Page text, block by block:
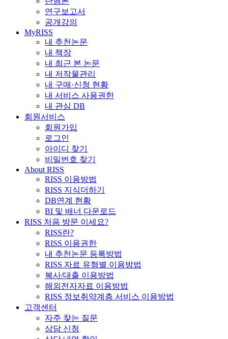
연구보고서
공개강의
MyRISS
내 추천논문
내 책장
내 최근 본 논문
내 저작물관리
내 구매·신청 현황
내 서비스 사용권한
내 관심 DB
회원서비스
회원가입
로그인
아이디 찾기
비밀번호 찾기
About RISS
RISS 이용방법
RISS 지식더하기
DB연계 현황
BI 및 배너 다운로드
RISS 처음 방문 이세요?
RISS란?
RISS 이용권한
내 추천논문 등록방법
RISS 자료 유형별 이용방법
복사/대출 이용방법
해외전자자료 이용방법
RISS 정보취약계층 서비스 이용방법
고객센터
자주 찾는 질문
상담 신청